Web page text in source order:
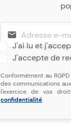
J'ai lu et
J'accepte de
Conformément au RGPD
des communications
l'exercice de vos
confidentialité.